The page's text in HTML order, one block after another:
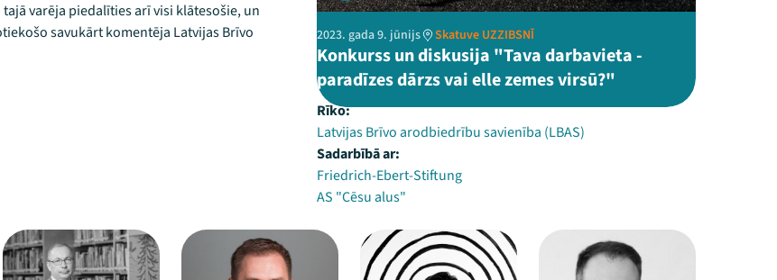
varēja piedalīties arī visi klātesošie, un
savukārt komentēja Latvijas Brīvo
2023. gada 9. jūnijs Skatuve UZZIBSNĪ
Konkurss un diskusija "Tava darbavieta -
paradīzes dārzs vai elle zemes virsū?"
Rīko:
Latvijas Brīvo arodbiedrību savienība (LBAS)
Sadarbībā ar:
Friedrich-Ebert-Stiftung
AS "Cēsu alus"